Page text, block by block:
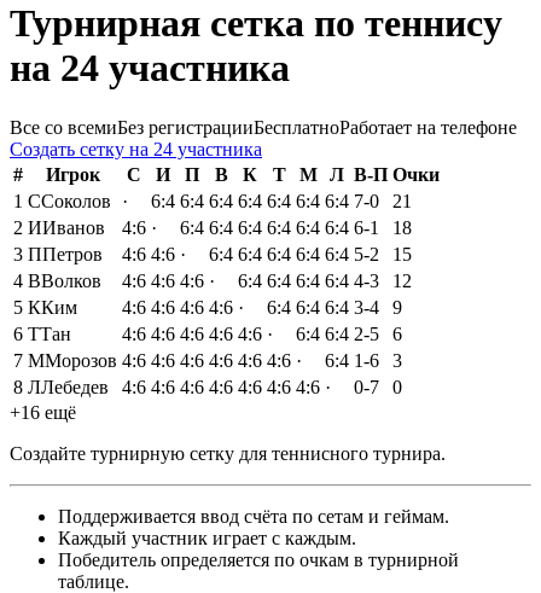
Турнирная сетка по теннису
на 24 участника
Все со всемиБез регистрацииБесплатноРаботает на телефоне
Создать сетку на 24 участника
#
Игрок С И П В К Т М Л В-П Очки
1 ССоколов · 6:4 6:4 6:4 6:4 6:4 6:4 6:4 7-0
21
2 ИИванов 4:6 · 6:4 6:4 6:4 6:4 6:4 6:4 6-1
18
3 ППетров 4:6 4:6 · 6:4 6:4 6:4 6:4 6:4 5-2
15
4 ВВолков 4:6 4:6 4:6 · 6:4 6:4 6:4 6:4 4-3
12
5 ККим 4:6 4:6 4:6 4:6 · 6:4 6:4 6:4 3-4
9
6 ТТан 4:6 4:6 4:6 4:6 4:6 · 6:4 6:4 2-5
6
7 ММорозов 4:6 4:6 4:6 4:6 4:6 4:6 · 6:4 1-6
3
8 ЛЛебедев 4:6 4:6 4:6 4:6 4:6 4:6 4:6 · 0-7
0
+16 ещё
Создайте турнирную сетку для теннисного турнира.
Поддерживается ввод счёта по сетам и геймам.
Каждый участник играет с каждым.
Победитель определяется по очкам в турнирной
таблице.